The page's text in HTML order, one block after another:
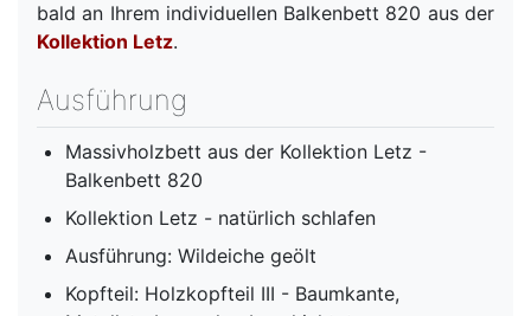
bald an Ihrem individuellen Balkenbett 820 aus der
Kollektion Letz.
Ausführung
Massivholzbett aus der Kollektion Letz -
Balkenbett 820
Kollektion Letz - natürlich schlafen
Ausführung: Wildeiche geölt
Kopfteil: Holzkopfteil III - Baumkante,